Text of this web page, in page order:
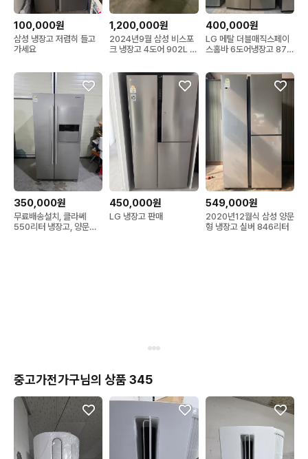
100,000원
삼성 냉장고 저렴히 들고
가세요
1,200,000원
2024년9월 삼성 비스포
크 냉장고 4도어 902L 팝
400,000원
LG 메탈 더블매직스페이
스홈바 6도어냉장고 870
350,000원
무료배송설치, 클라쎄
550리터 냉장고, 양문형
450,000원
LG 냉장고 판매
549,000원
2020년12월식 삼성 양문
형 냉장고 실버 846리터
중고가전가구님의 상품 345